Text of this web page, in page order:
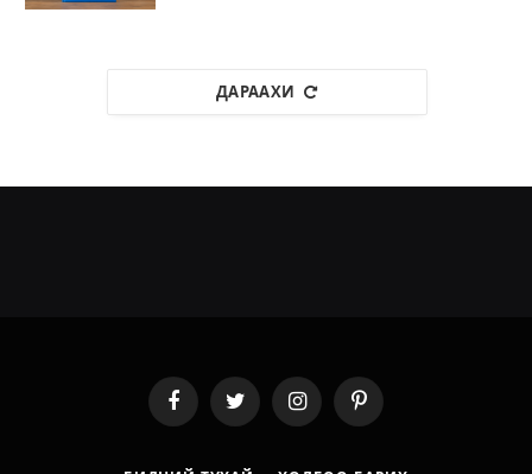
ДАРААХИ
FacebookTwitter InstagramPinterest